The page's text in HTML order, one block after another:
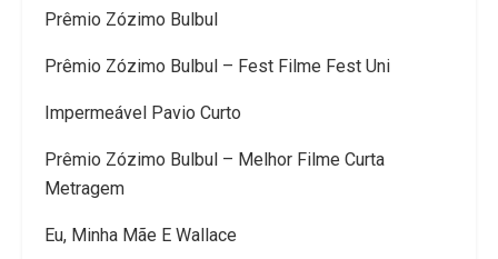
Prêmio Zózimo Bulbul
Prêmio Zózimo Bulbul – Fest Filme Fest Uni
Impermeável Pavio Curto
Prêmio Zózimo Bulbul – Melhor Filme Curta
Metragem
Eu, Minha Mãe E Wallace